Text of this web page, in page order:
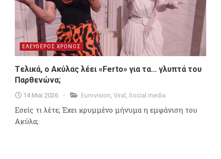
ΕΛΕΥΘΕΡΟΣ ΧΡΟΝΟΣ
Tελικά, ο Ακύλας λέει «Ferto» για τα... γλυπτά του
Παρθενώνα;
14 Μαϊ 2026 Eurovision Viral Social media
Εσείς τι λέτε; Έχει κρυμμένο μήνυμα η εμφάνιση του
Ακύλα;